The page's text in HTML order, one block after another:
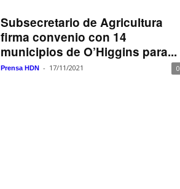
Subsecretario de Agricultura
firma convenio con 14
municipios de O’Higgins para...
Prensa HDN - 17/11/2021 0